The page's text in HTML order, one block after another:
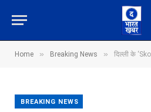
Home » Breaking News » दिल्ली के ‘Skol’ क्लब
BREAKING NEWS